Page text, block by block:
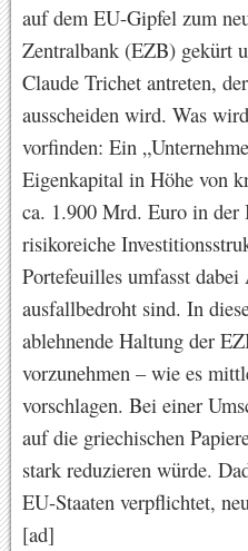
auf dem EU-Gipfel zum
Zentralbank (EZB) gekürt
Claude Trichet antreten,
ausscheiden wird. Was
vorfinden: Ein
Eigenkapital in Höhe von
ca. 1.900 Mrd. Euro in der
risikoreiche
Portefeuilles umfasst
ausfallbedroht sind. In
ablehnende Haltung der
vorzunehmen – wie es
vorschlagen. Bei einer
auf die griechischen
stark reduzieren würde.
EU-Staaten verpflichtet,
[ad]